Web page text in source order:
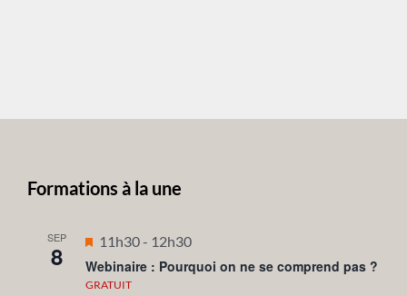
Formations à la une
SEP
8
Mis
en
avant
11h30- 12h30
Webinaire : Pourquoi on ne se comprend pas ?
GRATUIT